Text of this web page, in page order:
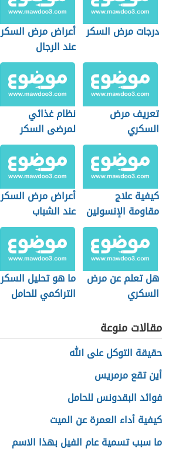
درجات مرض السكر أعراض مرض السكر
عند الرجال
تعريف مرض
السكري
نظام غذائي
لمرضى السكر
كيفية علاج
مقاومة الإنسولين
أعراض مرض السكر
عند الشباب
هل تعلم عن مرض
السكري
ما هو تحليل السكر
التراكمي للحامل
مقالات منوعة
حقيقة التوكل على الله
أين تقع مرمريس
فوائد البقدونس للحامل
كيفية أداء العمرة عن الميت
ما سبب تسمية عام الفيل بهذا الاسم